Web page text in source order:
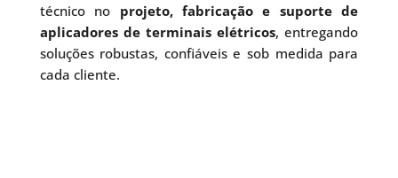
técnico no projeto, fabricação e suporte de
aplicadores de terminais elétricos, entregando
soluções robustas, confiáveis e sob medida para
cada cliente.